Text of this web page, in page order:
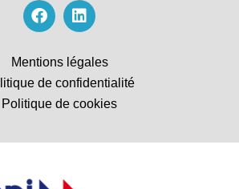
Mentions légales
de confidentialité
Politique de cookies